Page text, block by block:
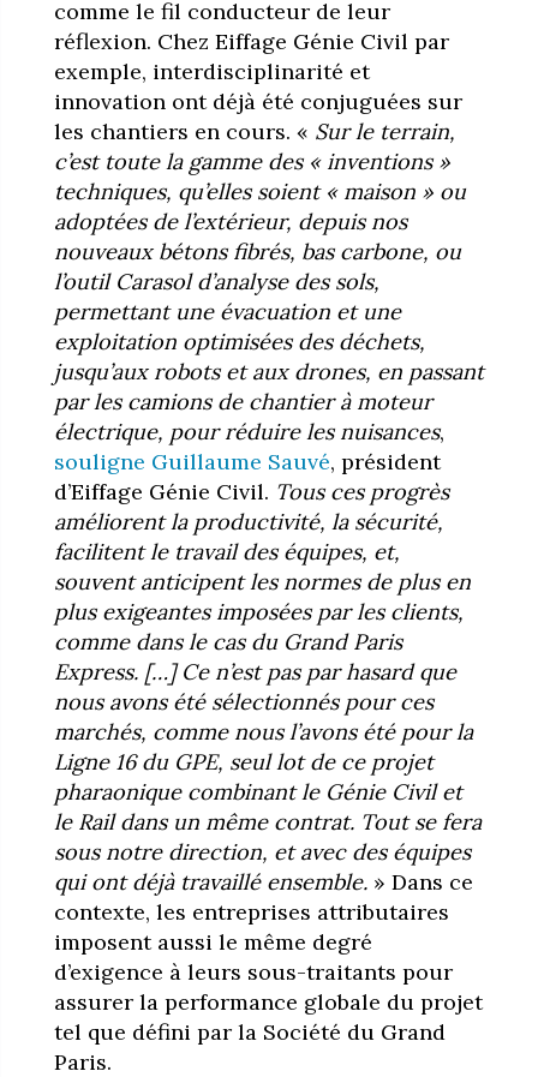
comme le fil conducteur de leur
réflexion. Chez Eiffage Génie Civil par
exemple, interdisciplinarité et
innovation ont déjà été conjuguées sur
les chantiers en cours. « Sur le terrain,
c’est toute la gamme des « inventions »
techniques, qu’elles soient « maison » ou
adoptées de l’extérieur, depuis nos
nouveaux bétons fibrés, bas carbone, ou
l’outil Carasol d’analyse des sols,
permettant une évacuation et une
exploitation optimisées des déchets,
jusqu’aux robots et aux drones, en passant
par les camions de chantier à moteur
électrique, pour réduire les nuisances,
souligne Guillaume Sauvé, président
d’Eiffage Génie Civil. Tous ces progrès
améliorent la productivité, la sécurité,
facilitent le travail des équipes, et,
souvent anticipent les normes de plus en
plus exigeantes imposées par les clients,
comme dans le cas du Grand Paris
Express. […] Ce n’est pas par hasard que
nous avons été sélectionnés pour ces
marchés, comme nous l’avons été pour la
Ligne 16 du GPE, seul lot de ce projet
pharaonique combinant le Génie Civil et
le Rail dans un même contrat. Tout se fera
sous notre direction, et avec des équipes
qui ont déjà travaillé ensemble. » Dans ce
contexte, les entreprises attributaires
imposent aussi le même degré
d’exigence à leurs sous-traitants pour
assurer la performance globale du projet
tel que défini par la Société du Grand
Paris.